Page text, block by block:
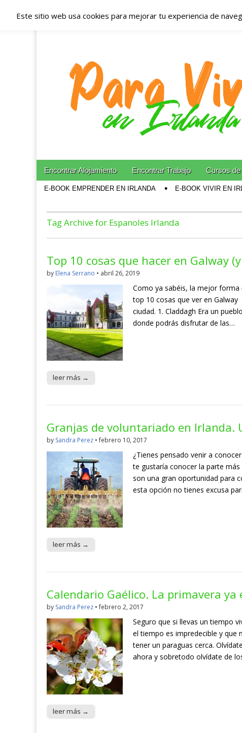
Españoles en
Irlanda –
Blog dedicado a los que viven, estudian y trabajan en
Main menu
Skip to content
Encontrar Alojamiento Encontrar Trabajo Cursos de
E-BOOK EMPRENDER EN IRLANDA E-BOOK VIVIR EN
Tag Archive for Espanoles Irlanda
Top 10 cosas que hacer en Galway
by Elena Serrano • abril 26, 2019
Como ya sabéis, la mejor forma
top 10 cosas que ver en
ciudad. 1. Claddagh Era un
donde podrás disfrutar de las…
leer más →
Granjas de voluntariado en Irlanda.
by Sandra Perez •febrero 10, 2017
¿Tienes pensado venir a
te gustaría conocer la parte
son una gran oportunidad para
esta opción no tienes excusa
leer más →
Calendario Gaélico. La primavera ya
by Sandra Perez •febrero 2, 2017
Seguro que si llevas un tiempo
el tiempo es impredecible y que
tener un paraguas cerca.
ahora y sobretodo olvídate de
leer más →
Este sitio web usa cookies para mejorar tu experiencia de